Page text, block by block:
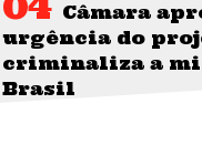
Câmara
urgência do
criminaliza a
Brasil